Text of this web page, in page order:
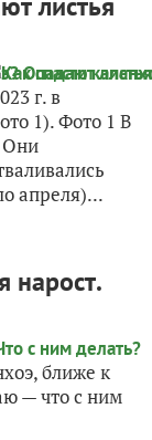
г. в
1). Фото 1 В
Они
апреля)...
нарост.
ближе к
— что с ним